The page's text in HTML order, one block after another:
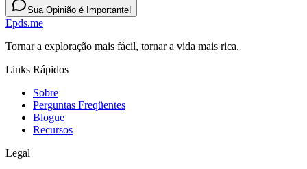
Sua Opinião é Importante!
Epds.me
Tornar a exploração mais fácil, tornar a vida mais rica.
Links Rápidos
Sobre
Perguntas Freqüentes
Blogue
Recursos
Legal